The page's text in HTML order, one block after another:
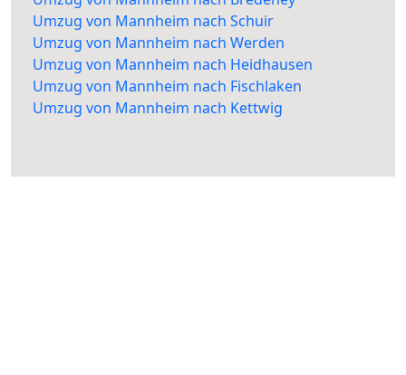
Umzug von Mannheim nach Schuir
Umzug von Mannheim nach Werden
Umzug von Mannheim nach Heidhausen
Umzug von Mannheim nach Fischlaken
Umzug von Mannheim nach Kettwig